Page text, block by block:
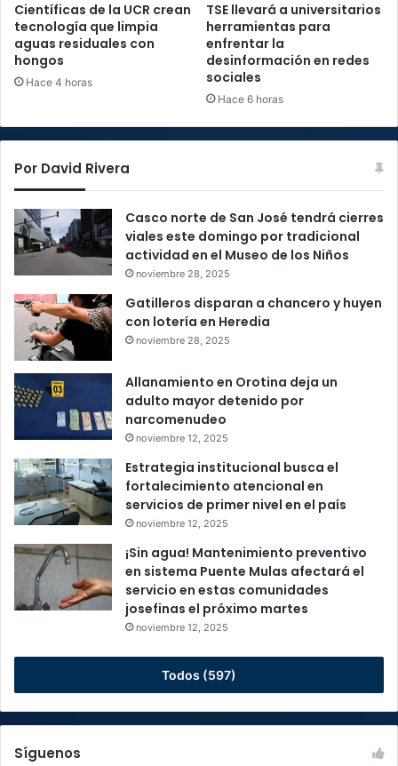
Científicas de la UCR crean
tecnología que limpia
aguas residuales con
hongos
Hace 4 horas
TSE llevará a universitarios
herramientas para
enfrentar la
desinformación en redes
sociales
Hace 6 horas
Por David Rivera
Casco norte de San José tendrá cierres
viales este domingo por tradicional
actividad en el Museo de los Niños
noviembre 28, 2025
Gatilleros disparan a chancero y huyen
con lotería en Heredia
noviembre 28, 2025
Allanamiento en Orotina deja un
adulto mayor detenido por
narcomenudeo
noviembre 12, 2025
Estrategia institucional busca el
fortalecimiento atencional en
servicios de primer nivel en el país
noviembre 12, 2025
¡Sin agua! Mantenimiento preventivo
en sistema Puente Mulas afectará el
servicio en estas comunidades
josefinas el próximo martes
noviembre 12, 2025
Todos (597)
Síguenos